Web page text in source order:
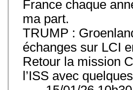
France chaque
ma part.
TRUMP :
échanges sur LCI
Retour la mission
l’ISS avec